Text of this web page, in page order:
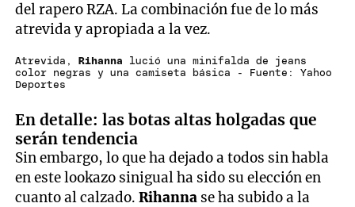
del rapero RZA. La combinación fue de lo más
atrevida y apropiada a la vez.
Atrevida, Rihanna lució una minifalda de jeans
color negras y una camiseta básica - Fuente: Yahoo
Deportes
En detalle: las botas altas holgadas que
serán tendencia
Sin embargo, lo que ha dejado a todos sin habla
en este lookazo sinigual ha sido su elección en
cuanto al calzado.Rihanna se ha subido a la